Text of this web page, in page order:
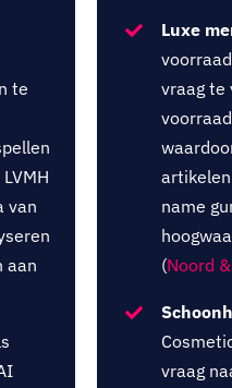
te
van
aan
Luxe
vraag te
name
(Noord
vraag